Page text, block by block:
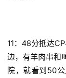
11：48分抵达
边，有羊肉串和
院，就看到50